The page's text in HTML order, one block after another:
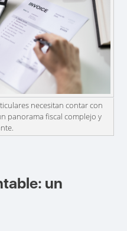
necesitan contar con
panorama fiscal complejo y
un